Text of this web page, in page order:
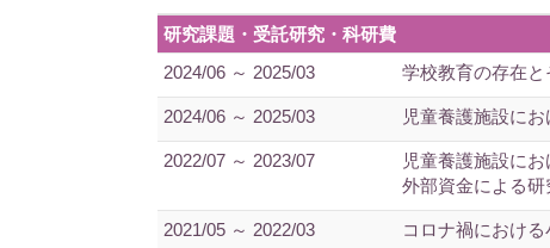
研究課題・受託研究・科研費
2024/06 ～ 2025/03
学校教育の存在
2024/06 ～ 2025/03 児童養護施設に
2022/07 ～ 2023/07
児童養護施設に
外部資金による研
2021/05 ～ 2022/03 コロナ禍におけ